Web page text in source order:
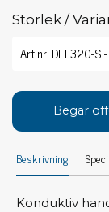
Storlek /
Begär
Beskrivning
Konduktiv